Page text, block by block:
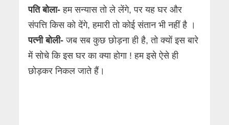
पति बोला- हम सन्यास तो ले लेंगे, पर यह घर और
संपत्ति किस को देंगे, हमारी तो कोई संतान भी नहीं है ।
पत्नी बोली- जब सब कुछ छोड़ना ही है, तो क्यों इस बारे
में सोचे कि इस घर का क्या होगा ! हम इसे ऐसे ही
छोड़कर निकल जाते हैं।